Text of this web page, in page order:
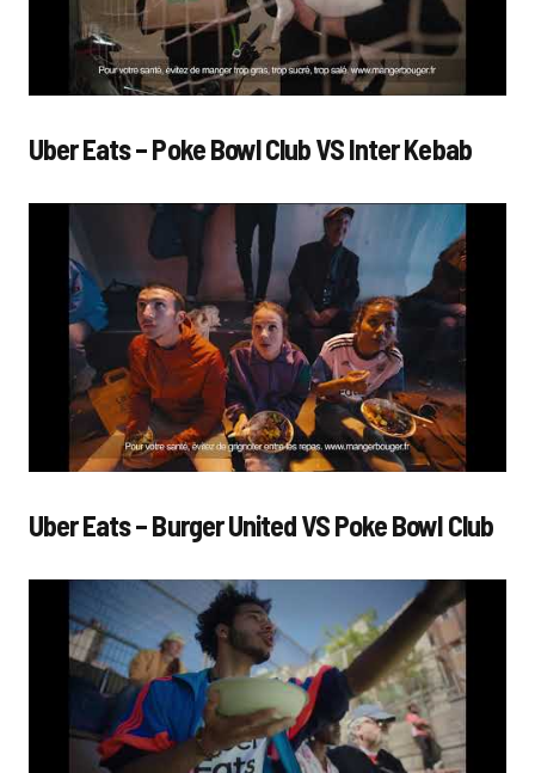
Uber Eats – Poke Bowl Club VS Inter Kebab
Uber Eats – Burger United VS Poke Bowl Club